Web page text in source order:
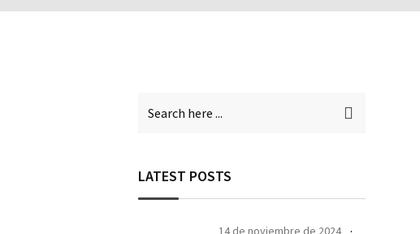
LATEST POSTS
14 de noviembre de 2024